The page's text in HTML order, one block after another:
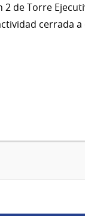
2 de Torre
cerrada